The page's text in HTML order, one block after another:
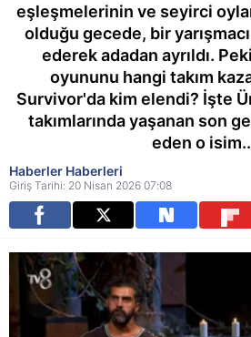
eşleşmelerinin ve seyirci
olduğu gecede, bir
ederek adadan ayrıldı.
oyununu hangi takım
Survivor'da kim elendi? İşte
takımlarında yaşanan son
eden o
Haberler Haberleri
Giriş Tarihi: 20 Nisan 2026 07:08